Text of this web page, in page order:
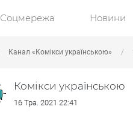
Соцмережа Новини
Канал «Комікси українською»
Комікси українською
16 Тра. 2021 22:41